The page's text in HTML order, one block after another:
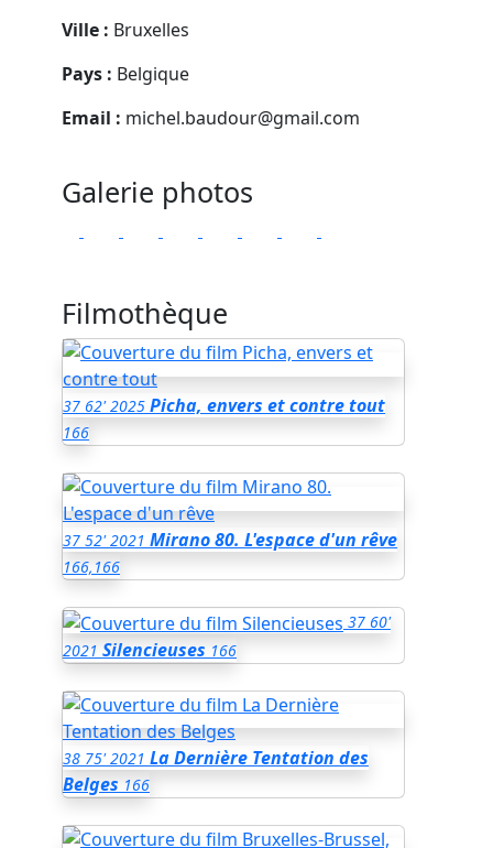
Ville : Bruxelles
Pays : Belgique
Email : michel.baudour@gmail.com
Galerie photos
Filmothèque
37 62' 2025 Picha, envers et contre tout
166
37 52' 2021 Mirano 80. L'espace d'un rêve
166,166
37 60'
2021 Silencieuses 166
38 75' 2021 La Dernière Tentation des
Belges 166